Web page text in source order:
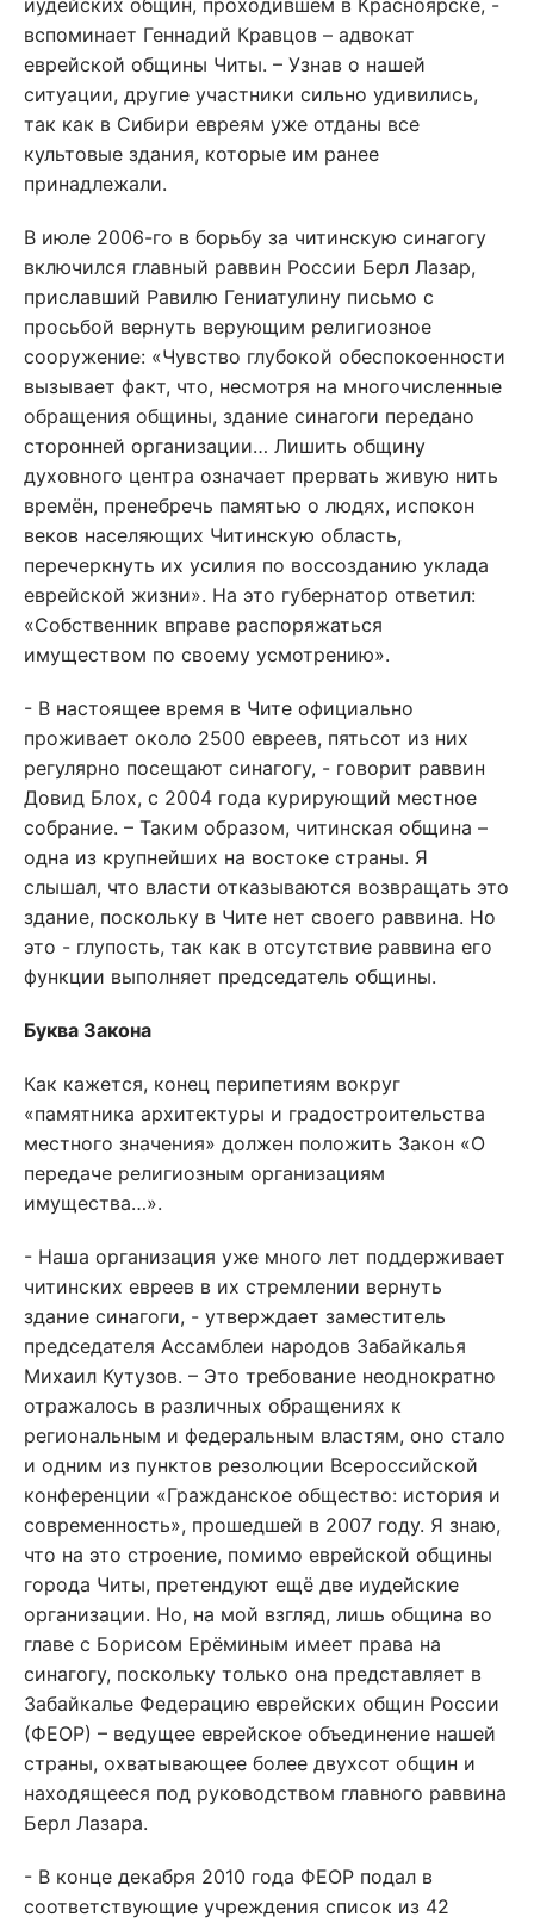
иудейских общин, проходившем в Красноярске, -
вспоминает Геннадий Кравцов – адвокат
еврейской общины Читы. – Узнав о нашей
ситуации, другие участники сильно удивились,
так как в Сибири евреям уже отданы все
культовые здания, которые им ранее
принадлежали.
В июле 2006-го в борьбу за читинскую синагогу
включился главный раввин России Берл Лазар,
приславший Равилю Гениатулину письмо с
просьбой вернуть верующим религиозное
сооружение: «Чувство глубокой обеспокоенности
вызывает факт, что, несмотря на многочисленные
обращения общины, здание синагоги передано
сторонней организации… Лишить общину
духовного центра означает прервать живую нить
времён, пренебречь памятью о людях, испокон
веков населяющих Читинскую область,
перечеркнуть их усилия по воссозданию уклада
еврейской жизни». На это губернатор ответил:
«Собственник вправе распоряжаться
имуществом по своему усмотрению».
- В настоящее время в Чите официально
проживает около 2500 евреев, пятьсот из них
регулярно посещают синагогу, - говорит раввин
Довид Блох, с 2004 года курирующий местное
собрание. – Таким образом, читинская община –
одна из крупнейших на востоке страны. Я
слышал, что власти отказываются возвращать это
здание, поскольку в Чите нет своего раввина. Но
это - глупость, так как в отсутствие раввина его
функции выполняет председатель общины.
Буква Закона
Как кажется, конец перипетиям вокруг
«памятника архитектуры и градостроительства
местного значения» должен положить Закон «О
передаче религиозным организациям
имущества…».
- Наша организация уже много лет поддерживает
читинских евреев в их стремлении вернуть
здание синагоги, - утверждает заместитель
председателя Ассамблеи народов Забайкалья
Михаил Кутузов. – Это требование неоднократно
отражалось в различных обращениях к
региональным и федеральным властям, оно стало
и одним из пунктов резолюции Всероссийской
конференции «Гражданское общество: история и
современность», прошедшей в 2007 году. Я знаю,
что на это строение, помимо еврейской общины
города Читы, претендуют ещё две иудейские
организации. Но, на мой взгляд, лишь община во
главе с Борисом Ерёминым имеет права на
синагогу, поскольку только она представляет в
Забайкалье Федерацию еврейских общин России
(ФЕОР) – ведущее еврейское объединение нашей
страны, охватывающее более двухсот общин и
находящееся под руководством главного раввина
Берл Лазара.
- В конце декабря 2010 года ФЕОР подал в
соответствующие учреждения список из 42